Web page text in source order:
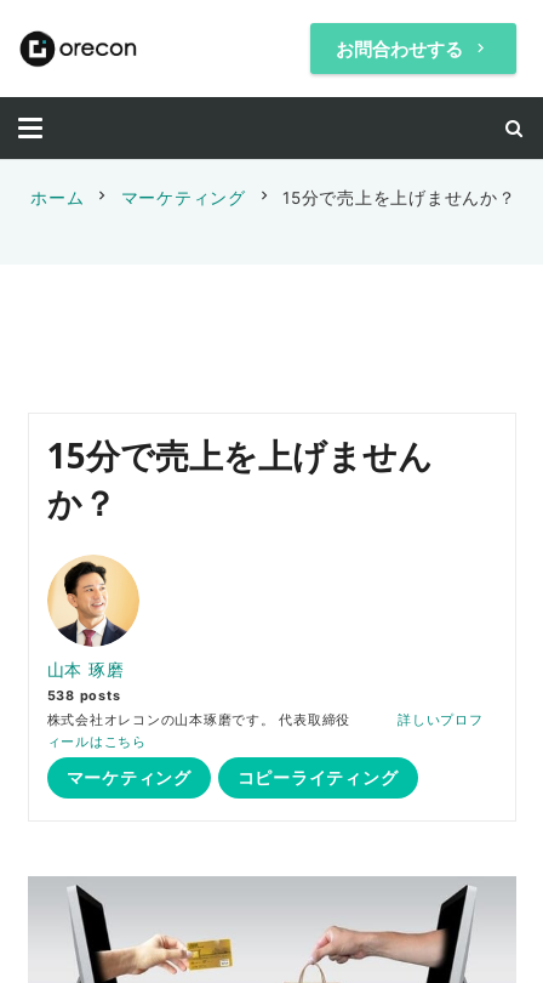
お問合わせする keyboard_arrow_right
ホーム chevron_right マーケティング chevron_right 15分で売上を上げませんか？
15分で売上を上げません
か？
山本 琢磨
538 posts
株式会社オレコンの山本琢磨です。 代表取締役 詳しいプロフ
ィールはこちら
マーケティング コピーライティング